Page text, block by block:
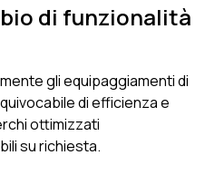
di funzionalità
gli equipaggiamenti di
di efficienza e
ottimizzati
su richiesta.